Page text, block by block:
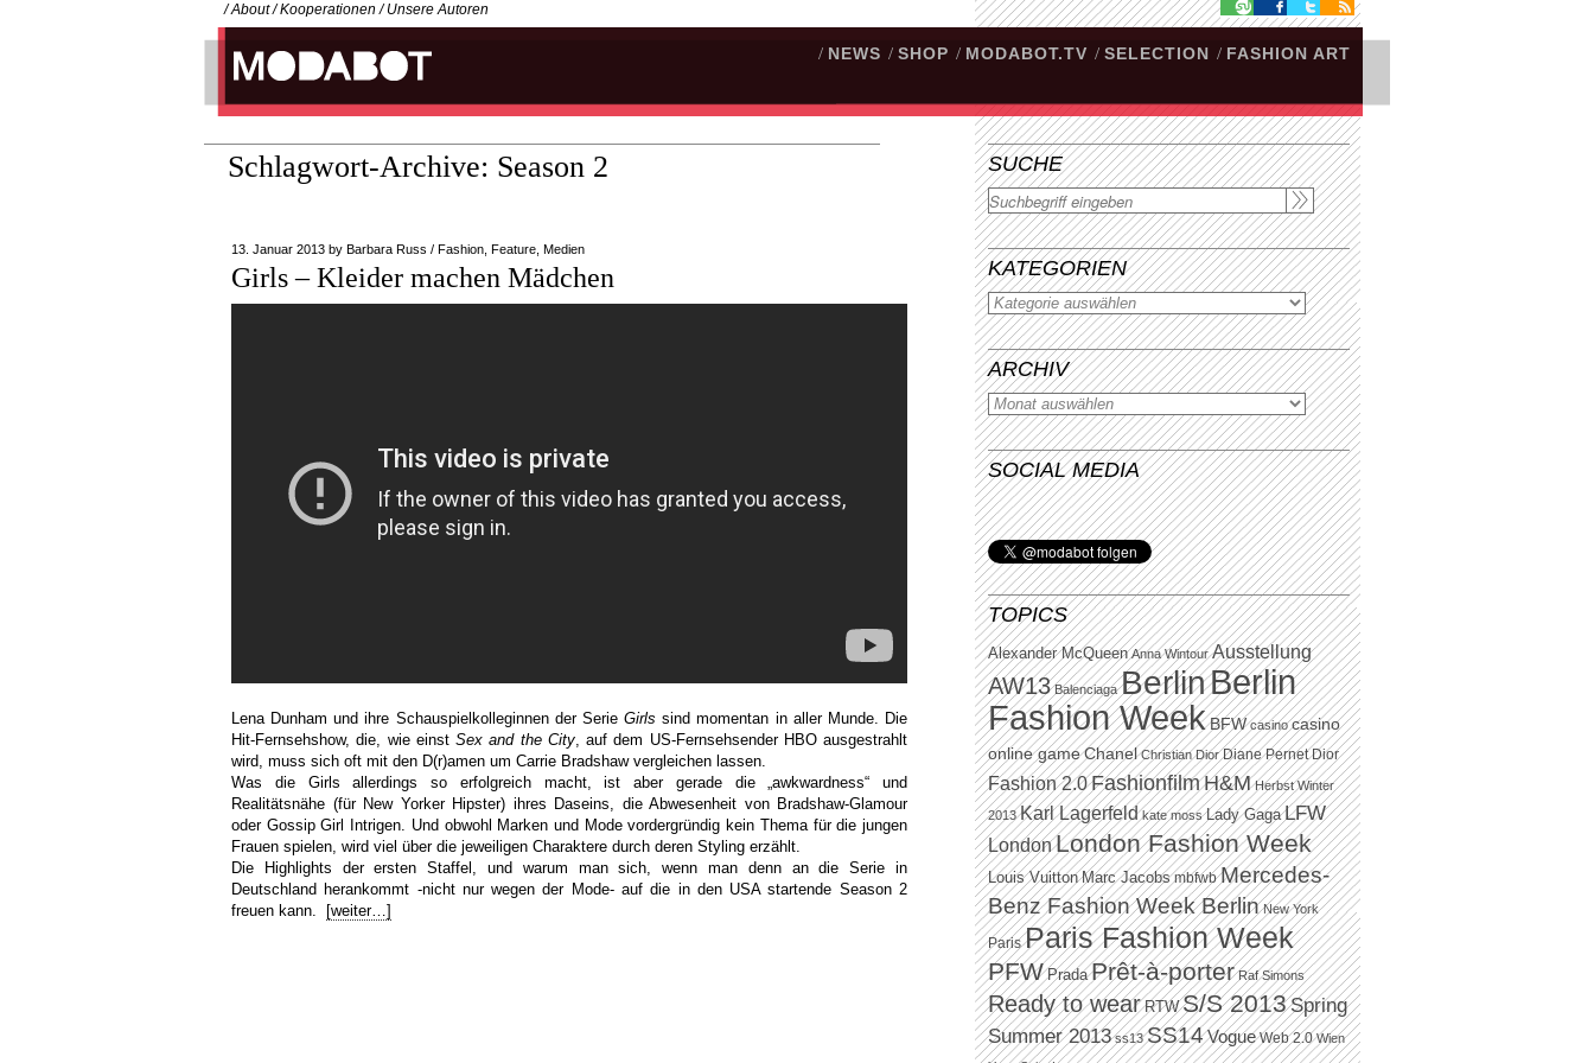
/ About / Kooperationen / Unsere Autoren
/ NEWS / SHOP / MODABOT.TV / SELECTION / FASHION ART
SUCHE
Suchen
KATEGORIEN
ARCHIV
SOCIAL MEDIA
TOPICS
Alexander McQueen Anna Wintour Ausstellung
AW13 Balenciaga BerlinBerlin
Fashion WeekBFW casino casino
online game Chanel Christian Dior Diane Pernet Dior
Fashion 2.0FashionfilmH&M Herbst Winter
2013 Karl Lagerfeld kate moss Lady Gaga LFW
LondonLondon Fashion Week
Louis Vuitton Marc Jacobs mbfwb Mercedes-
Benz Fashion Week Berlin New York
Paris Paris Fashion Week
PFW Prada Prêt-à-porter Raf Simons
Ready to wear RTW S/S 2013Spring
Summer 2013 ss13 SS14Vogue Web 2.0 Wien
Schlagwort-Archive: Season 2
13. Januar 2013 by Barbara Russ / Fashion Feature Medien
Girls – Kleider machen Mädchen
Lena Dunham und ihre Schauspielkolleginnen der SerieGirls sind momentan in aller Munde. Die
Hit-Fernsehshow, die, wie einst Sex and the City, auf dem US-Fernsehsender HBO ausgestrahlt
wird, muss sich oft mit den D(r)amen um Carrie Bradshaw vergleichen lassen.
Was die Girls allerdings so erfolgreich macht, ist aber gerade die „awkwardness“ und
Realitätsnähe (für New Yorker Hipster) ihres Daseins, die Abwesenheit von Bradshaw-Glamour
oder Gossip Girl Intrigen. Und obwohl Marken und Mode vordergründig kein Thema für die jungen
Frauen spielen, wird viel über die jeweiligen Charaktere durch deren Styling erzählt.
Die Highlights der ersten Staffel, und warum man sich, wenn man denn an die Serie in
Deutschland herankommt -nicht nur wegen der Mode- auf die in den USA startende Season 2
freuen kann.
[weiter…]